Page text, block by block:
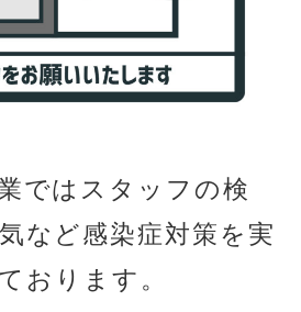
ではスタッフの検
など感染症対策を実
おります。